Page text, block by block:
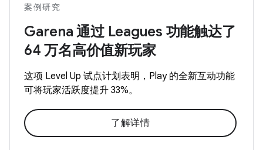
案例研究
Garena 通过 Leagues 功能触达了
64 万名高价值新玩家
这项 Level Up 试点计划表明，Play 的全新互动功能
可将玩家活跃度提升 33%。
了解详情